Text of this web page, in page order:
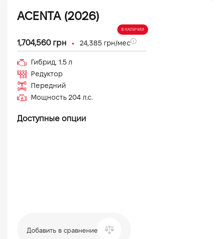
ACENTA (2026)
В НАЛИЧИИ
1,704,560 грн • 24,385 грн/мес
Гибрид, 1.5 л
Редуктор
Передний
Мощность 204 л.с.
Доступные опции
Добавить в сравнение